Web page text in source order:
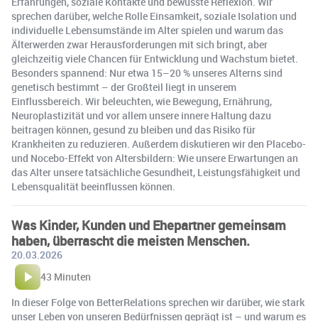
sprechen darüber, welche Rolle Einsamkeit, soziale Isolation und
individuelle Lebensumstände im Alter spielen und warum das
Älterwerden zwar Herausforderungen mit sich bringt, aber
gleichzeitig viele Chancen für Entwicklung und Wachstum bietet.
Besonders spannend: Nur etwa 15–20 % unseres Alterns sind
genetisch bestimmt – der Großteil liegt in unserem
Einflussbereich. Wir beleuchten, wie Bewegung, Ernährung,
Neuroplastizität und vor allem unsere innere Haltung dazu
beitragen können, gesund zu bleiben und das Risiko für
Krankheiten zu reduzieren. Außerdem diskutieren wir den Placebo-
und Nocebo-Effekt von Altersbildern: Wie unsere Erwartungen an
das Alter unsere tatsächliche Gesundheit, Leistungsfähigkeit und
Lebensqualität beeinflussen können.
Was Kinder, Kunden und Ehepartner gemeinsam
haben, überrascht die meisten Menschen.
20.03.2026
43 Minuten
In dieser Folge von BetterRelations sprechen wir darüber, wie stark
unser Leben von unseren Bedürfnissen geprägt ist – und warum es